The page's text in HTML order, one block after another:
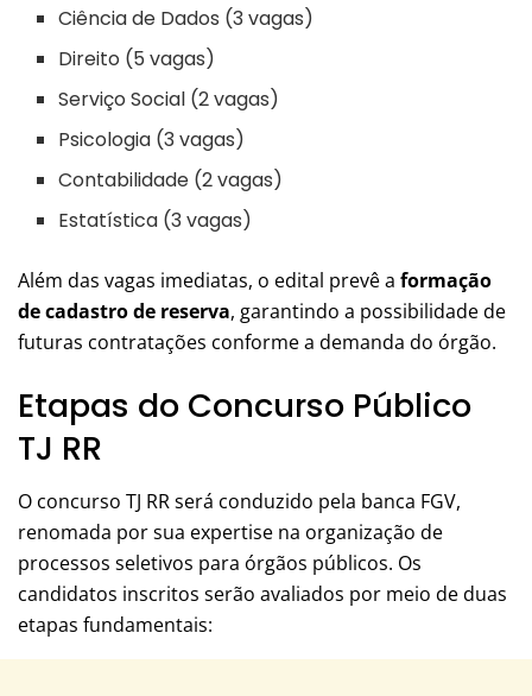
Ciência de Dados (3 vagas)
Direito (5 vagas)
Serviço Social (2 vagas)
Psicologia (3 vagas)
Contabilidade (2 vagas)
Estatística (3 vagas)
Além das vagas imediatas, o edital prevê a formação
de cadastro de reserva, garantindo a possibilidade de
futuras contratações conforme a demanda do órgão.
Etapas do Concurso Público
TJ RR
O concurso TJ RR será conduzido pela banca FGV,
renomada por sua expertise na organização de
processos seletivos para órgãos públicos. Os
candidatos inscritos serão avaliados por meio de duas
etapas fundamentais: